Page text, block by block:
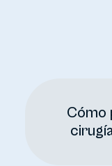
Cómo